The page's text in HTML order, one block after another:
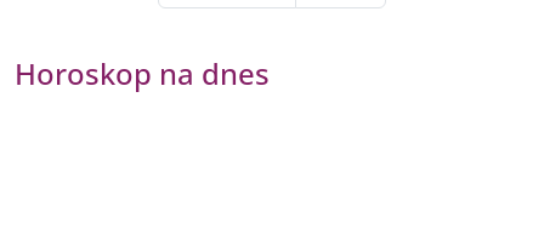
Horoskop na dnes